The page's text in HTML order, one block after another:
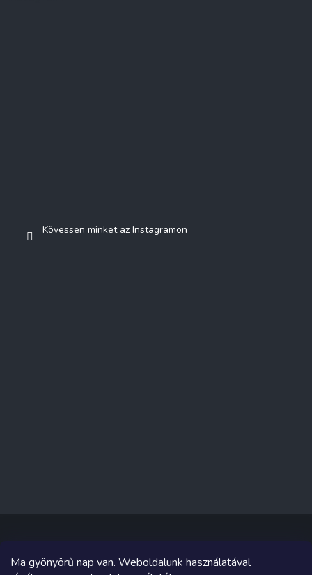
Ma gyönyörű nap van. Weboldalunk használatával
Kövessen minket az Instagramon
Copyright 2026 Sakküzlet. Minden jog fenntartva.